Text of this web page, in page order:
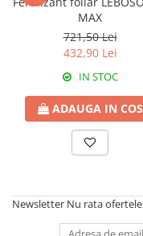
Insecticide
Fertilizanți foliari
GENȚIANĂ
Erbicide
GRĂDINI
Tratament semințe
Fertilizanți foliari
Insecticide
Fertilizanți foliari
NAPI
Biostimulatori
Fertilizanți foliari
NECTARIN
MAX
721,50 Lei
432,90 Lei
IN STOC
ADAUGA IN COS
Newsletter Nu rata